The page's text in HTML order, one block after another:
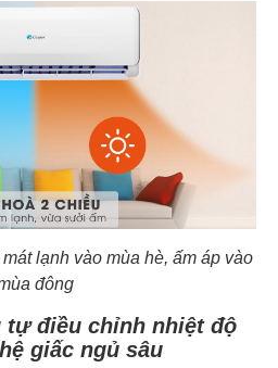
lạnh vào mùa hè, ấm áp vào
đông
tự điều chỉnh nhiệt độ
giấc ngủ sâu